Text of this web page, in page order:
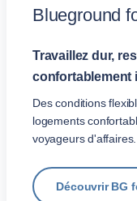
Blueground
Travaillez dur,
confortablement
Des conditions
logements
voyageurs d'affaires.
Découvrir BG